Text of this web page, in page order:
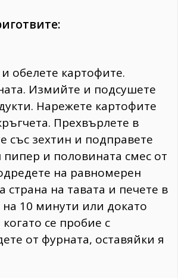
обелете картофите.
Измийте и подсушете
Нарежете картофите
Прехвърлете в
със зехтин и подправете
пипер и половината смес от
на равномерен
страна на тавата и печете в
10 минути или докато
се пробие с
от фурната, оставяйки я